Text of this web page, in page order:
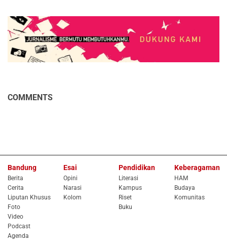
COMMENTS
Bandung
Berita
Cerita
Liputan Khusus
Foto
Video
Podcast
Agenda
Esai
Opini
Narasi
Kolom
Pendidikan
Literasi
Kampus
Riset
Buku
Keberagaman
HAM
Budaya
Komunitas